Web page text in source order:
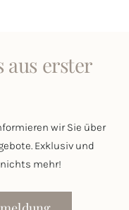
erster
wir Sie über
Exklusiv und
nichts mehr!